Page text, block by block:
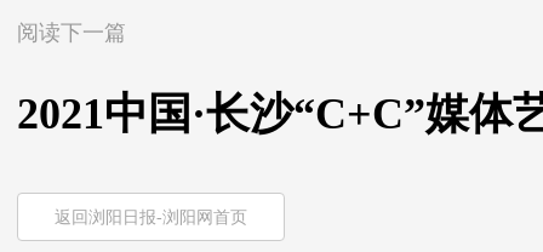
阅读下一篇
2021中国·长沙“C+C”媒
返回浏阳日报-浏阳网首页